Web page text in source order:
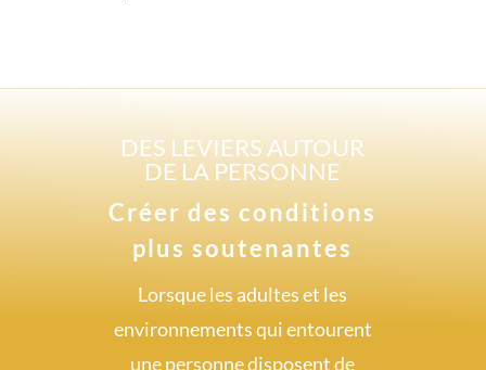
DES LEVIERS AUTOUR
DE LA PERSONNE
Créer des conditions
plus soutenantes
Lorsque les adultes et les
environnements qui entourent
une personne disposent de